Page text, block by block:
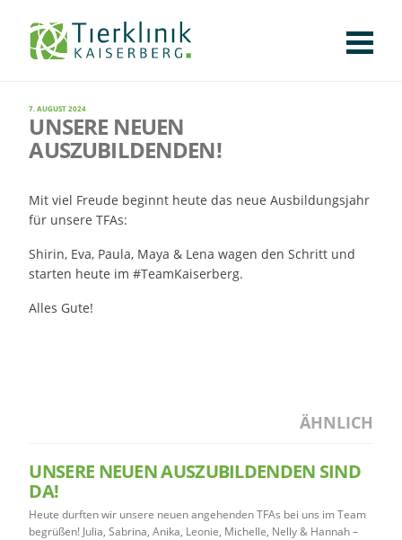
KLINIK
CHIRURGIE
AUGENHEILKUNDE
KARDIOLOGIE
BILDGEBUNG
INNERE MEDIZIN
WEITERE
AKTUELLES
KARRIERE
VERANSTALTUNGEN
PUBLIKATIONEN
DOWNLOADS
LEXIKON
KONTAKT
Tierklinik
Kaiserberg
7. AUGUST 2024
UNSERE NEUEN
AUSZUBILDENDEN!
Mit viel Freude beginnt heute das neue Ausbildungsjahr
für unsere TFAs:
Shirin, Eva, Paula, Maya & Lena wagen den Schritt und
starten heute im #TeamKaiserberg.
Alles Gute!
ÄHNLICH
UNSERE NEUEN AUSZUBILDENDEN SIND
DA!
Heute durften wir unsere neuen angehenden TFAs bei uns im Team
begrüßen! Julia, Sabrina, Anika, Leonie, Michelle, Nelly & Hannah –